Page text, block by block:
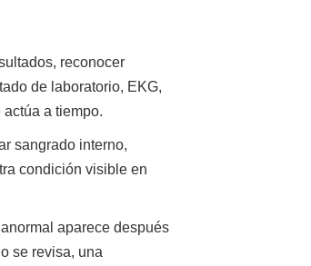
reconocer
de laboratorio, EKG,
a tiempo.
sangrado interno,
condición visible en
aparece después
se revisa, una